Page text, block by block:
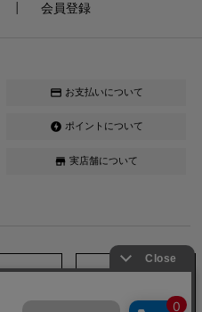
会員登録
credit_card お支払いについて
offline_bolt ポイントについて
store 実店舗について